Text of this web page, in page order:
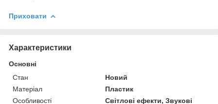
Приховати
Характеристики
Основні
Стан
Новий
Матеріал
Пластик
Особливості
Світлові ефекти, Звукові